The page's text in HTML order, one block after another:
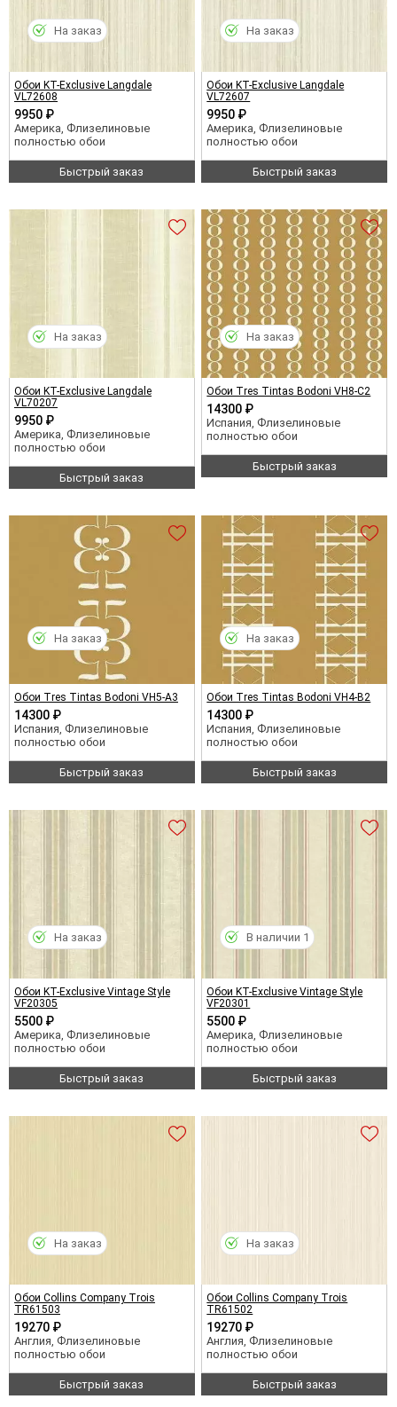
Обои KT-Exclusive Langdale
VL72608
9950 ₽
Америка, Флизелиновые
полностью обои
Быстрый заказ
На заказ
Обои KT-Exclusive Langdale
VL72607
9950 ₽
Америка, Флизелиновые
полностью обои
Быстрый заказ
На заказ
Обои KT-Exclusive Langdale
VL70207
9950 ₽
Америка, Флизелиновые
полностью обои
Быстрый заказ
На заказ
Обои Tres Tintas Bodoni VH8-C2
14300 ₽
Испания, Флизелиновые
полностью обои
Быстрый заказ
На заказ
Обои Tres Tintas Bodoni VH5-A3
14300 ₽
Испания, Флизелиновые
полностью обои
Быстрый заказ
На заказ
Обои Tres Tintas Bodoni VH4-B2
14300 ₽
Испания, Флизелиновые
полностью обои
Быстрый заказ
На заказ
Обои KT-Exclusive Vintage Style
VF20305
5500 ₽
Америка, Флизелиновые
полностью обои
Быстрый заказ
На заказ
Обои KT-Exclusive Vintage Style
VF20301
5500 ₽
Америка, Флизелиновые
полностью обои
Быстрый заказ
В наличии 1
Обои Collins Company Trois
TR61503
19270 ₽
Англия, Флизелиновые
полностью обои
Быстрый заказ
На заказ
Обои Collins Company Trois
TR61502
19270 ₽
Англия, Флизелиновые
полностью обои
Быстрый заказ
На заказ